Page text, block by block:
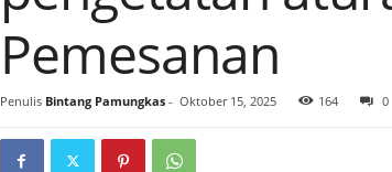
a
i
Pemesanan
Penulis Bintang Pamungkas- Oktober 15, 2025 164 0